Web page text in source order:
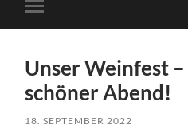
Mobile-
Menü
Unser Weinfest
schöner Abend!
18. SEPTEMBER 2022